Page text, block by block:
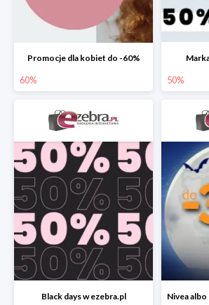
Promocje dla kobiet do -60%
60% 50%
Black days w ezebra.pl